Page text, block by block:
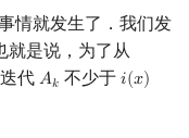
情就发生了．我们发
就是说，为了从
代 𝐴𝑘
Ak 不少于𝑖(𝑥)
i(x)+